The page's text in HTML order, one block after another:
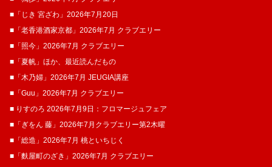
■「じき 宮ざわ」2026年7月20日
■「老香港酒家京都」2026年7月 クラブエリー
■「照今」2026年7月 クラブエリー
■「夏帆」ほか、最近読んだもの
■「木乃婦」2026年7月 JEUGIA講座
■「Guu」2026年7月 クラブエリー
■ りすのろ 2026年7月9日：フロマージュフェア
■「ぎをん 藤」2026年7月クラブエリー第2木曜
■「総造」2026年7月 桃といちじく
■「麩屋町のざき」2026年7月 クラブエリー